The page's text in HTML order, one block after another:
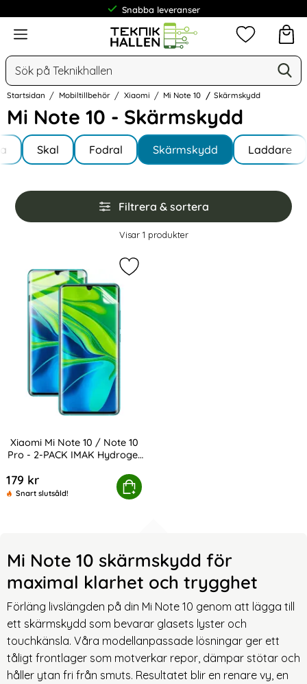
Snabba leveranser
Meny
Sök
Mina
Startsidan Mobiltillbehör Xiaomi Mi Note 10 Skärmskydd
Mi Note 10 - Skärmskydd
Hoppa
till
produkter
Underkategorier
10 Skal Fodral Skärmskydd Laddare
Hoppa
över
filtersektionen
Filtrera & sortera
Filtrera & sortera
Visar 1 produkter
Xiaomi Mi Note 10 / Note 10
Pro - 2-PACK IMAK Hydrogel
179 kr
Snart slutsåld!
Köp
10 / Note 10 Pro - 2-PACK IMAK Hydrogel
Markera xiaomi Mi Note 10 / Note
Mi Note 10 skärmskydd för
maximal klarhet och trygghet
Förläng livslängden på din Mi Note 10 genom att lägga till
ett skärmskydd som bevarar glasets lyster och
touchkänsla. Våra modellanpassade lösningar ger ett
tåligt frontlager som motverkar repor, dämpar stötar och
håller ytan fri från smuts. Resultatet blir en renare vy, en